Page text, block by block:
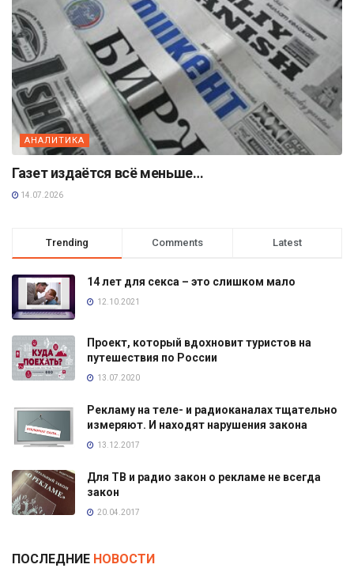
АНАЛИТИКА
Газет издаётся всё меньше…
14.07.2026
Trending Comments Latest
14 лет для секса – это слишком мало
12.10.2021
Проект, который вдохновит туристов на
путешествия по России
13.07.2020
Рекламу на теле- и радиоканалах тщательно
измеряют. И находят нарушения закона
13.12.2017
Для ТВ и радио закон о рекламе не всегда
закон
20.04.2017
ПОСЛЕДНИЕ НОВОСТИ